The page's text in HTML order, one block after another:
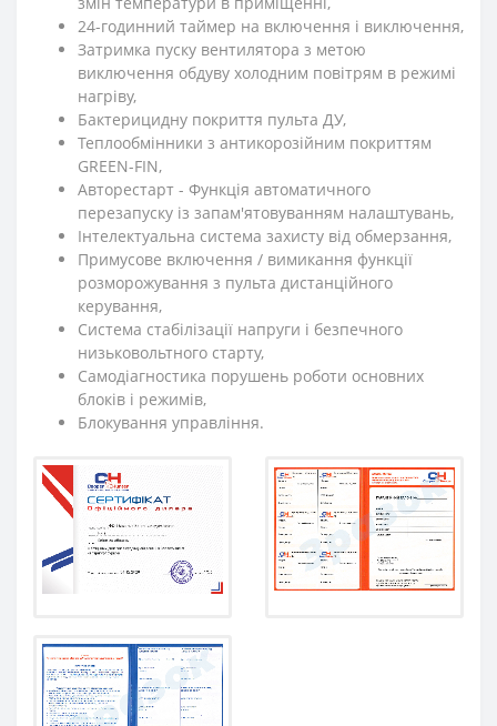
24-годинний таймер на включення і виключення,
Затримка пуску вентилятора з метою
виключення обдуву холодним повітрям в режимі
нагріву,
Бактерицидну покриття пульта ДУ,
Теплообмінники з антикорозійним покриттям
GREEN-FIN,
Авторестарт - Функція автоматичного
перезапуску із запам'ятовуванням налаштувань,
Інтелектуальна система захисту від обмерзання,
Примусове включення / вимикання функції
розморожування з пульта дистанційного
керування,
Система стабілізації напруги і безпечного
низьковольтного старту,
Самодіагностика порушень роботи основних
блоків і режимів,
Блокування управління.